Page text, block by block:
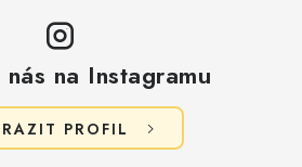
na Instagramu
PROFIL